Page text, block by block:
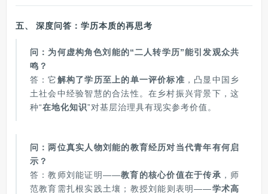
五、 深度问答：学历本质的再思考
问：为何虚构角色刘能的“二人转学历”能引发观众共
鸣？
答：它解构了学历至上的单一评价标准 ，凸显中国乡
土社会中经验智慧的合法性。在乡村振兴背景下，这
种“在地化知识”对基层治理具有现实参考价值。
问：两位真实人物刘能的教育经历对当代青年有何启
示？
答：教师刘能证明——教育的核心价值在于传承 ，师
范教育需扎根实践土壤；教授刘能则表明——学术高